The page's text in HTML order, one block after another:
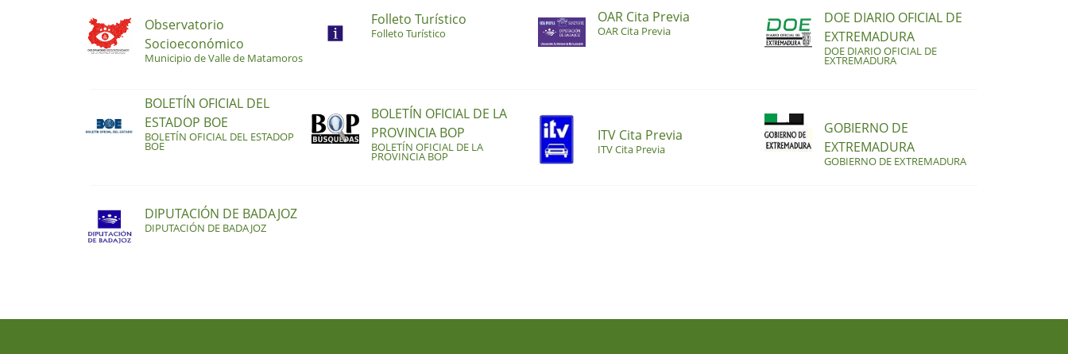
Observatorio
Socioeconómico
Municipio de Valle de Matamoros
Folleto Turístico
Folleto Turístico
OAR Cita Previa
OAR Cita Previa
DOE DIARIO OFICIAL DE
EXTREMADURA
DOE DIARIO OFICIAL DE
EXTREMADURA
BOLETÍN OFICIAL DEL
ESTADOP BOE
BOLETÍN OFICIAL DEL ESTADOP
BOE
BOLETÍN OFICIAL DE LA
PROVINCIA BOP
BOLETÍN OFICIAL DE LA
PROVINCIA BOP
ITV Cita Previa
ITV Cita Previa
GOBIERNO DE
EXTREMADURA
GOBIERNO DE EXTREMADURA
DIPUTACIÓN DE BADAJOZ
DIPUTACIÓN DE BADAJOZ